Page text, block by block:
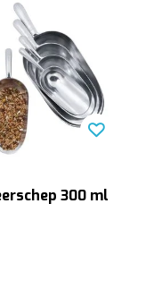
300 ml